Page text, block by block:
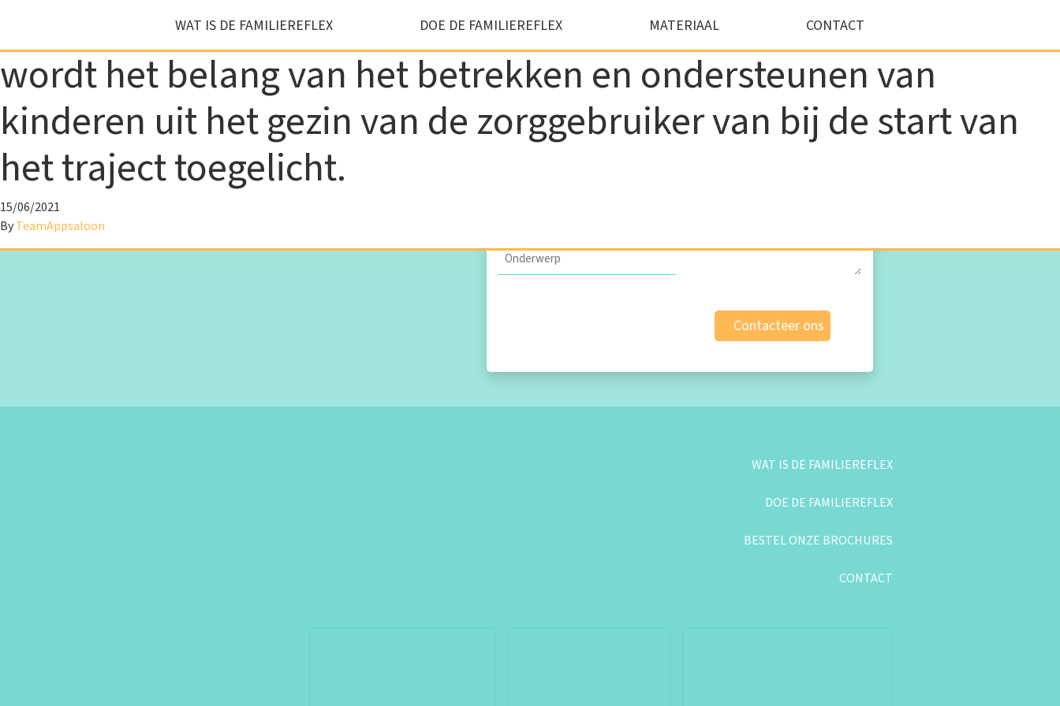
WAT IS DE FAMILIEREFLEX DOE DE FAMILIEREFLEX MATERIAAL CONTACT
wordt het belang van het betrekken en ondersteunen van
kinderen uit het gezin van de zorggebruiker van bij de start van
het traject toegelicht.
15/06/2021
ByTeamAppsaloon
Heb je vragen?
Contacteer ons
*
Onderwerp
*
WAT IS DE FAMILIEREFLEX
DOE DE FAMILIEREFLEX
BESTEL ONZE BROCHURES
CONTACT